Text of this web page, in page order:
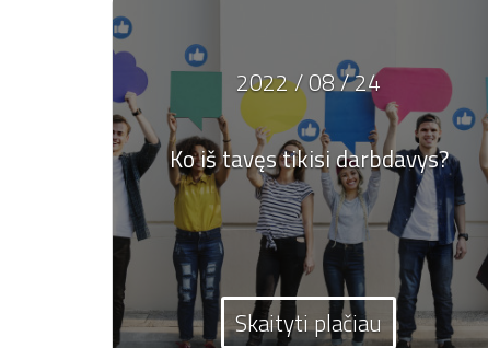
2022 / 08 / 24
Ko iš tavęs tikisi darbdavys?
Skaityti plačiau